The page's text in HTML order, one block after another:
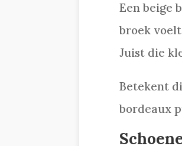
Een beige
broek
Juist die
Betekent
bordeaux